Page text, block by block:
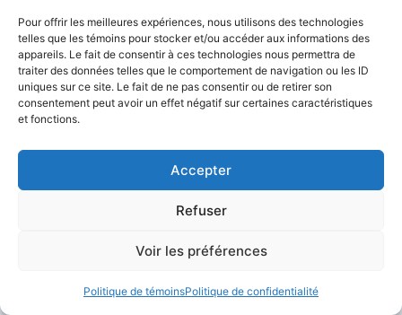
Pour offrir les meilleures expériences, nous utilisons des technologies
telles que les témoins pour stocker et/ou accéder aux informations des
appareils. Le fait de consentir à ces technologies nous permettra de
traiter des données telles que le comportement de navigation ou les ID
uniques sur ce site. Le fait de ne pas consentir ou de retirer son
consentement peut avoir un effet négatif sur certaines caractéristiques
et fonctions.
Accepter
Refuser
Voir les préférences
Politique de témoinsPolitique de confidentialité
membre
Blog / Articles
Événements
© 2026 LACOP Tous droits réservés | propulsé par
Confidentialté